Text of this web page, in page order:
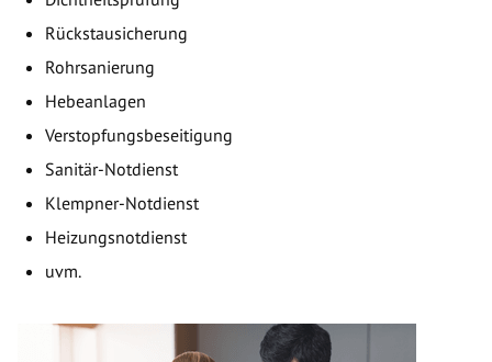
Rückstausicherung
Rohrsanierung
Hebeanlagen
Verstopfungsbeseitigung
Sanitär-Notdienst
Klempner-Notdienst
Heizungsnotdienst
uvm.